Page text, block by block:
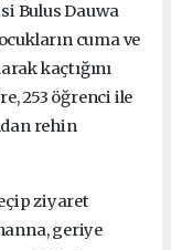
Bulus Dauwa
cuma ve
kaçtığını
253 öğrenci ile
rehin
ziyaret
geriye